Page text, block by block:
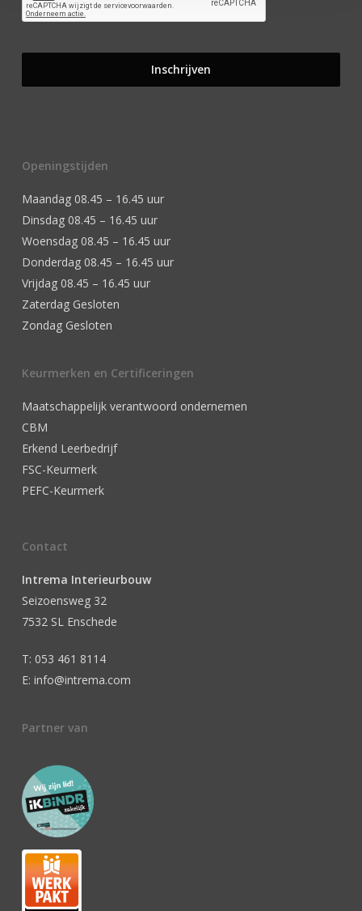
Openingstijden
Maandag 08.45 – 16.45 uur
Dinsdag 08.45 – 16.45 uur
Woensdag 08.45 – 16.45 uur
Donderdag 08.45 – 16.45 uur
Vrijdag 08.45 – 16.45 uur
Zaterdag Gesloten
Zondag Gesloten
Keurmerken en Certificeringen
Maatschappelijk verantwoord ondernemen
CBM
Erkend Leerbedrijf
FSC-Keurmerk
PEFC-Keurmerk
Contact
Intrema Interieurbouw
Seizoensweg 32
7532 SL Enschede
T: 053 461 8114
E: info@intrema.com
Partner van